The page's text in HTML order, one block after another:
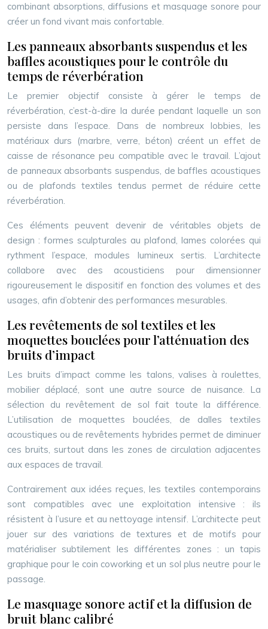
combinant absorptions, diffusions et masquage sonore pour
créer un fond vivant mais confortable.
Les panneaux absorbants suspendus et les
baffles acoustiques pour le contrôle du
temps de réverbération
Le premier objectif consiste à gérer le temps de
réverbération, c’est-à-dire la durée pendant laquelle un son
persiste dans l’espace. Dans de nombreux lobbies, les
matériaux durs (marbre, verre, béton) créent un effet de
caisse de résonance peu compatible avec le travail. L’ajout
de panneaux absorbants suspendus, de baffles acoustiques
ou de plafonds textiles tendus permet de réduire cette
réverbération.
Ces éléments peuvent devenir de véritables objets de
design : formes sculpturales au plafond, lames colorées qui
rythment l’espace, modules lumineux sertis. L’architecte
collabore avec des acousticiens pour dimensionner
rigoureusement le dispositif en fonction des volumes et des
usages, afin d’obtenir des performances mesurables.
Les revêtements de sol textiles et les
moquettes bouclées pour l’atténuation des
bruits d’impact
Les bruits d’impact comme les talons, valises à roulettes,
mobilier déplacé, sont une autre source de nuisance. La
sélection du revêtement de sol fait toute la différence.
L’utilisation de moquettes bouclées, de dalles textiles
acoustiques ou de revêtements hybrides permet de diminuer
ces bruits, surtout dans les zones de circulation adjacentes
aux espaces de travail.
Contrairement aux idées reçues, les textiles contemporains
sont compatibles avec une exploitation intensive : ils
résistent à l’usure et au nettoyage intensif. L’architecte peut
jouer sur des variations de textures et de motifs pour
matérialiser subtilement les différentes zones : un tapis
graphique pour le coin coworking et un sol plus neutre pour le
passage.
Le masquage sonore actif et la diffusion de
bruit blanc calibré